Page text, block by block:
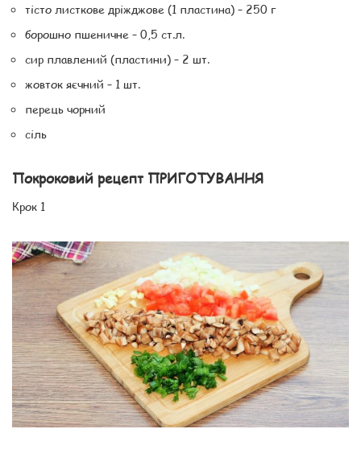
тісто листкове дріжджове (1 пластина) – 250 г
борошно пшеничне – 0,5 ст.л.
сир плавлений (пластини) – 2 шт.
жовток яєчний – 1 шт.
перець чорний
сіль
Покроковий рецепт ПРИГОТУВАННЯ
Крок 1